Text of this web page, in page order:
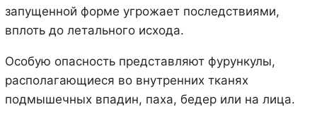
запущенной форме угрожает последствиями,
вплоть до летального исхода.
Особую опасность представляют фурункулы,
располагающиеся во внутренних тканях
подмышечных впадин, паха, бедер или на лица.